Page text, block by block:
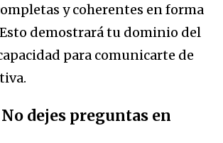
y coherentes en forma
demostrará tu dominio del
para comunicarte de
No dejes preguntas en